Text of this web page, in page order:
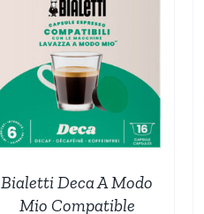
Bialetti Deca A Modo
Mio Compatible
DETAILS